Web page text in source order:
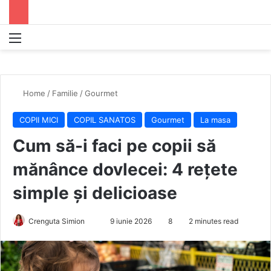
Home / Familie /Gourmet
COPII MICI COPIL SANATOS Gourmet La masa
Cum să-i faci pe copii să
mănânce dovlecei: 4 rețete
simple și delicioase
Crenguta Simion
n
d
9 iunie 2026 8 2 minutes read